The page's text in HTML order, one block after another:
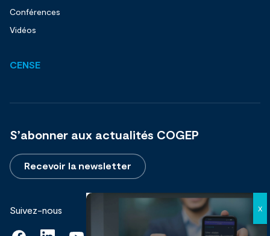
Conférences
Vidéos
CENSE
S’abonner aux actualités COGEP
Recevoir la newsletter
Suivez-nous